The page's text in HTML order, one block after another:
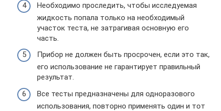
Необходимо проследить, чтобы исследуемая
жидкость попала только на необходимый
участок теста, не затрагивая основную его
часть.
Прибор не должен быть просрочен, если это так,
его использование не гарантирует правильный
результат.
Все тесты предназначены для одноразового
использования, повторно применять один и тот